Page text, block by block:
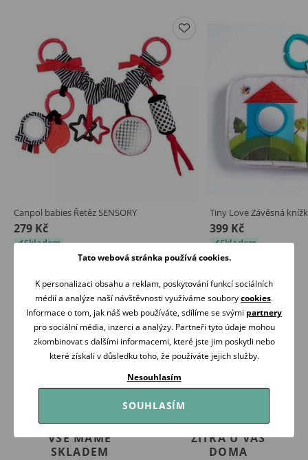
Canpol babies Řetěz SENSORY
279 Kč
Skladem
Tiny Love Závěsná
399 Kč
Skladem
VŠE MÁME
SKLADEM
ZÍTRA U VÁS
DOMA
Tato webová stránka používá cookies.
K personalizaci obsahu a reklam, poskytování funkcí sociálních
médií a analýze naší návštěvnosti využíváme souborycookies.
Informace o tom, jak náš web používáte, sdílíme se svými partnery
pro sociální média, inzerci a analýzy. Partneři tyto údaje mohou
zkombinovat s dalšími informacemi, které jste jim poskytli nebo
které získali v důsledku toho, že používáte jejich služby.
Nesouhlasím
SOUHLASÍM